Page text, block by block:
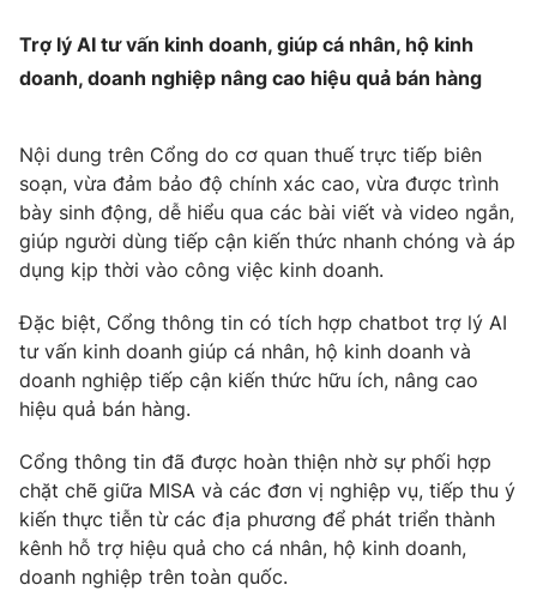
Email:toasoan@vtv.vn
Liên hệ quảng cáo:024-7300.7108
® Cấm sao chép dưới mọi hình thức nếu không có sự chấp
thông tin từ website này.
Trợ lý AI tư vấn kinh doanh, giúp cá nhân, hộ kinh
doanh, doanh nghiệp nâng cao hiệu quả bán hàng
Nội dung trên Cổng do cơ quan thuế trực tiếp biên
soạn, vừa đảm bảo độ chính xác cao, vừa được trình
bày sinh động, dễ hiểu qua các bài viết và video ngắn,
giúp người dùng tiếp cận kiến thức nhanh chóng và áp
dụng kịp thời vào công việc kinh doanh.
Đặc biệt, Cổng thông tin có tích hợp chatbot trợ lý AI
tư vấn kinh doanh giúp cá nhân, hộ kinh doanh và
doanh nghiệp tiếp cận kiến thức hữu ích, nâng cao
hiệu quả bán hàng.
Cổng thông tin đã được hoàn thiện nhờ sự phối hợp
chặt chẽ giữa MISA và các đơn vị nghiệp vụ, tiếp thu ý
kiến thực tiễn từ các địa phương để phát triển thành
kênh hỗ trợ hiệu quả cho cá nhân, hộ kinh doanh,
doanh nghiệp trên toàn quốc.